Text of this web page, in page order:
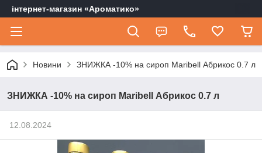
інтернет-магазин «Ароматико»
Новини ЗНИЖКА -10% на сироп Maribell Абрикос 0.7 л
ЗНИЖКА -10% на сироп Maribell Абрикос 0.7 л
12.08.2024